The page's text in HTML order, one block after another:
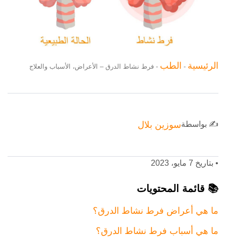
الرئيسية - الطب - فرط نشاط الدرق – الأعراض، الأسباب والعلاج
✍️ بواسطةسوزين بلال
• بتاريخ 7 مايو، 2023
📚 قائمة المحتويات
ما هي أعراض فرط نشاط الدرق؟
ما هي أسباب فرط نشاط الدرق؟